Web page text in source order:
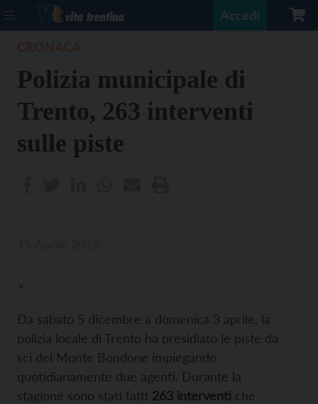
Accedi
Polizia municipale di
Trento, 263 interventi
sulle piste
>
Da sabato 5 dicembre a domenica 3 aprile, la
polizia locale di Trento ha presidiato le piste da
sci del Monte Bondone impiegando
quotidianamente due agenti. Durante la
stagione sono stati fatti 263 interventi che